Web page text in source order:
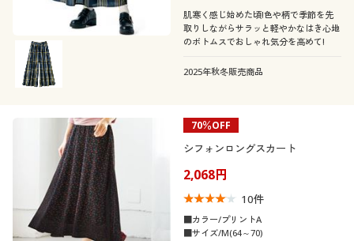
肌寒く感じ始めた頃!色や柄で季節を先
取りしながらサラッと軽やかなはき心地
のボトムスでおしゃれ気分を高めて!
2025年秋冬販売商品
70％OFF
シフォンロングスカート
2,068円
10件
■カラー/プリントA
■サイズ/M(64～70)